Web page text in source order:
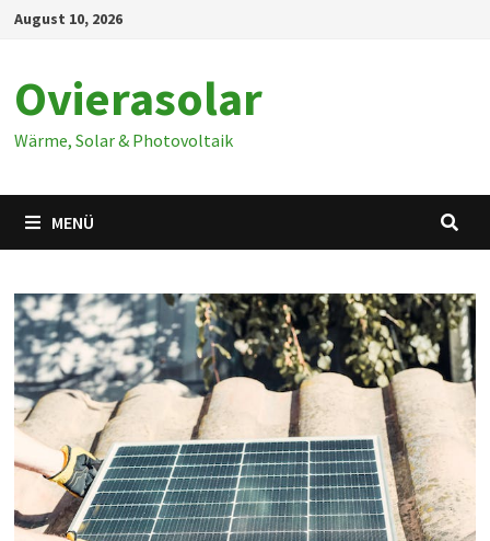
Zum
August 10, 2026
Ovierasolar
Wärme, Solar & Photovoltaik
MENÜ